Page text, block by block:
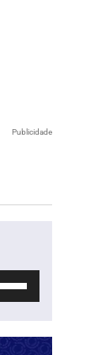
Publicidade